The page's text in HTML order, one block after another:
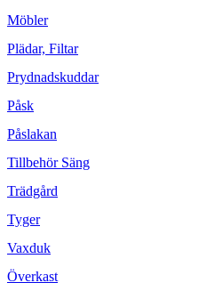
Möbler
Plädar, Filtar
Prydnadskuddar
Påsk
Påslakan
Tillbehör Säng
Trädgård
Tyger
Vaxduk
Överkast